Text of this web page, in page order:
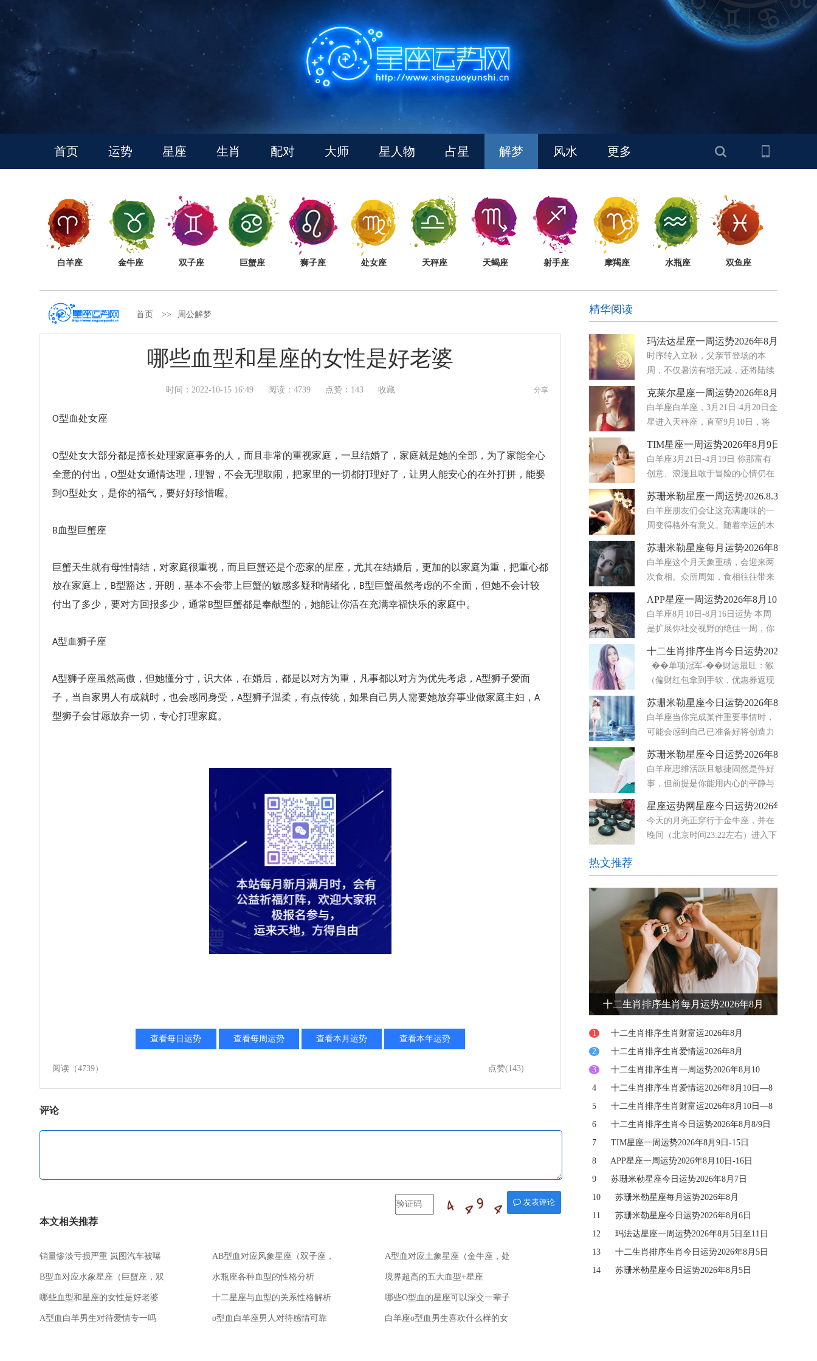
首页 运势 星座 生肖 配对 大师 星人物 占星 解梦 风水 更多
白羊座 金牛座 双子座 巨蟹座 狮子座 处女座 天秤座 天蝎座 射手座 摩羯座 水瓶座 双鱼座
首页 >> 周公解梦
哪些血型和星座的女性是好老婆
时间： 2022-10-15 16:49 阅读： 4739 点赞： 143 收藏 分享
O型血处女座
O型处女大部分都是擅长处理家庭事务的人，而且非常的重视家庭，一旦结婚了，家庭就是她的全部，为了家能全心
全意的付出， O型处女通情达理，理智，不会无理取闹，把家里的一切都打理好了，让男人能安心的在外打拼，能娶
到 O型处女，是你的福气，要好好珍惜喔。
B血型巨蟹座
巨蟹天生就有母性情结，对家庭很重视，而且巨蟹还是个恋家的星座，尤其在结婚后，更加的以家庭为重，把重心都
放在家庭上， B型豁达，开朗，基本不会带上巨蟹的敏感多疑和情绪化， B型巨蟹虽然考虑的不全面，但她不会计较
付出了多少，要对方回报多少，通常 B型巨蟹都是奉献型的，她能让你活在充满幸福快乐的家庭中。
A型血狮子座
A型狮子座虽然高傲，但她懂分寸，识大体，在婚后，都是以对方为重，凡事都以对方为优先考虑， A型狮子爱面
子，当自家男人有成就时，也会感同身受， A型狮子温柔，有点传统，如果自己男人需要她放弃事业做家庭主妇， A
型狮子会甘愿放弃一切，专心打理家庭。
查看每日运势 查看每周运势 查看本月运势 查看本年运势
阅读 （4739） 点赞(143)
评论
发表评论
本文相关推荐
销量惨淡亏损严重 岚图汽车被曝
裁员 从公司起名角度分析
AB型血对应风象星座（双子座，
水瓶座，天秤座）
A型血对应土象星座（金牛座，处
女座，摩羯座）
B型血对应水象星座（巨蟹座，双
鱼座，天蝎座）
水瓶座各种血型的性格分析 境界超高的五大血型+星座
哪些血型和星座的女性是好老婆 十二星座与血型的关系性格解析 哪些O型血的星座可以深交一辈子
A型血白羊男生对待爱情专一吗
o型血白羊座男人对待感情可靠
白羊座o型血男生喜欢什么样的女
精华阅读
玛法达星座一周运势2026年8月5日至11
时序转入立秋，父亲节登场的本
周，不仅暑涝有增无减，还将陆续
子座与火星转进巨蟹座三大星兆大氛围的集体转
向，从国际到社会的集体潜意识将出现既妥协务
实，又难免高调主观的矛盾循环
克莱尔星座一周运势2026年8月3日-9日
白羊座白羊座，3月21日-4月20日金
星进入天秤座，直至9月10日，将
协议和情感公平上。你开始注意到哪些地方的努力
感觉是单向的，哪些地方真正存在着平衡。八月要
求你停止满足
TIM星座一周运势2026年8月9日-15日
白羊座3月21日-4月19日 你那富有
创意、浪漫且敢于冒险的心情仍在
周。）但周二会将你的一部分火力转移到家庭事务
上，比如食物、家人和安全感——直到9月27日。
在这
苏珊米勒星座一周运势2026.8.3-8.9
白羊座朋友们会让这充满趣味的一
周变得格外有意义。随着幸运的木
富有表现力的区域，你的爱情生活正熠熠生辉。无
论你是单身还是正处于幸福的恋爱关系中，浪漫之
花都在绽放。未来几天，
苏珊米勒星座每月运势2026年8月
白羊座这个月天象重磅，会迎来两
次食相。众所周知，食相往往带来
感悟。第一次是8月12日发生在狮子座20度的新月
日食，整体氛围十分利好。新月代表机遇，会打开
从前难以触及的大门
APP星座一周运势2026年8月10日-16日
白羊座8月10日-8月16日运势 本周
是扩展你社交视野的绝佳一周，你
一，在工作场合、与一个专业团体，或在你常去的
一个场所，将有机会结识新的、有趣的人。到了周
二，
十二生肖排序生肖今日运势2026年8月5
��单项冠军-��财运最旺：猴
（偏财红包拿到手软，优惠券返现
（自信＋热情＋温柔，桃花三剑客）-��事业最
佳：龙&虎（战
苏珊米勒星座今日运势2026年8月6日
白羊座当你完成某件重要事情时，
可能会感到自己已准备好将创造力
底，个人项目或浪漫时刻都会显得更加意义非凡。
随着狮子座的太阳与白羊座的土星形成合相，你或
许能更自然地向他人展现
苏珊米勒星座今日运势2026年8月7日
白羊座思维活跃且敏捷固然是件好
事，但前提是你能用内心的平静与
行在代表思想与细微感知第三宫。虽然这能让你的
思维更加敏锐，但也可能引发焦虑。你可能会感到
被迫迅速做出决定，或者
星座运势网星座今日运势2026年8月5日
今天的月亮正穿行于金牛座，并在
晚间（北京时间23:22左右）进入下
种“清理”的冲动——你想放下那些不再服务于你的
担。 而最令
热文推荐
十二生肖排序生肖每月运势2026年8月
1
十二生肖排序生肖财富运2026年8月
2
十二生肖排序生肖爱情运2026年8月
3
十二生肖排序生肖一周运势2026年8月10
日-16日
4
十二生肖排序生肖爱情运2026年8月10日—8
月16日
5
十二生肖排序生肖财富运2026年8月10日—8
月16日
6
十二生肖排序生肖今日运势2026年8月8/9日
7
TIM星座一周运势2026年8月9日-15日
8
APP星座一周运势2026年8月10日-16日
9
苏珊米勒星座今日运势2026年8月7日
10
苏珊米勒星座每月运势2026年8月
11
苏珊米勒星座今日运势2026年8月6日
12
玛法达星座一周运势2026年8月5日至11日
13
十二生肖排序生肖今日运势2026年8月5日
14
苏珊米勒星座今日运势2026年8月5日